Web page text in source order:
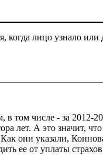
лицо узнало
числе - за 2012-
лет. А это значит,
они указали,
ее от уплаты